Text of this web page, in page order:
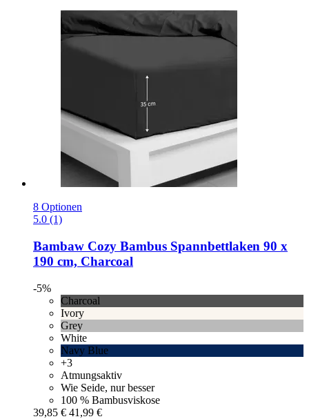
8 Optionen
5.0 (1)
Bambaw Cozy Bambus Spannbettlaken 90 x
190 cm, Charcoal
-5%
Charcoal
Ivory
Grey
White
Navy Blue
+3
Atmungsaktiv
Wie Seide, nur besser
100 % Bambusviskose
39,85 € 41,99 €